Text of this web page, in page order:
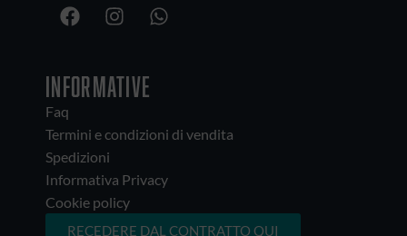
INFORMATIVE
Faq
Termini e condizioni di vendita
Spedizioni
Informativa Privacy
Cookie policy
RECEDERE DAL CONTRATTO QUI